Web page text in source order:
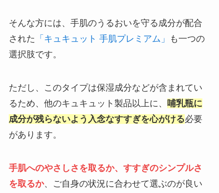
そんな方には、手肌のうるおいを守る成分が配合
された 「キュキュット 手肌プレミアム」
も一つの
選択肢です。
ただし、このタイプは保湿成分などが含まれてい
るため、他のキュキュット製品以上に、
哺乳瓶に
成分が残らないよう入念なすすぎを心がける必要
があります。
手肌へのやさしさを取るか、すすぎのシンプルさ
を取るか、ご自身の状況に合わせて選ぶのが良い